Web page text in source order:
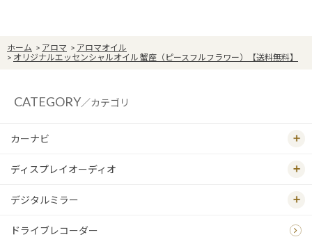
ホーム > アロマ > アロマオイル
> オリジナルエッセンシャルオイル 蟹座（ピースフルフラワー）【送料無料】
CATEGORY／カテゴリ
カーナビ
ディスプレイオーディオ
デジタルミラー
ドライブレコーダー